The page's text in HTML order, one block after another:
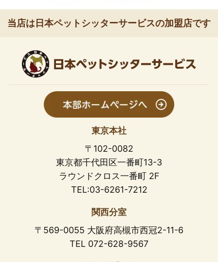
当店は日本ペットシッターサービスの加盟店です
東京本社
〒102-0082
東京都千代田区一番町13-3
ラウンドクロス一番町 2F
TEL:03-6261-7212
関西分室
〒569-0055 大阪府高槻市西冠2-11-6
TEL 072-628-9567